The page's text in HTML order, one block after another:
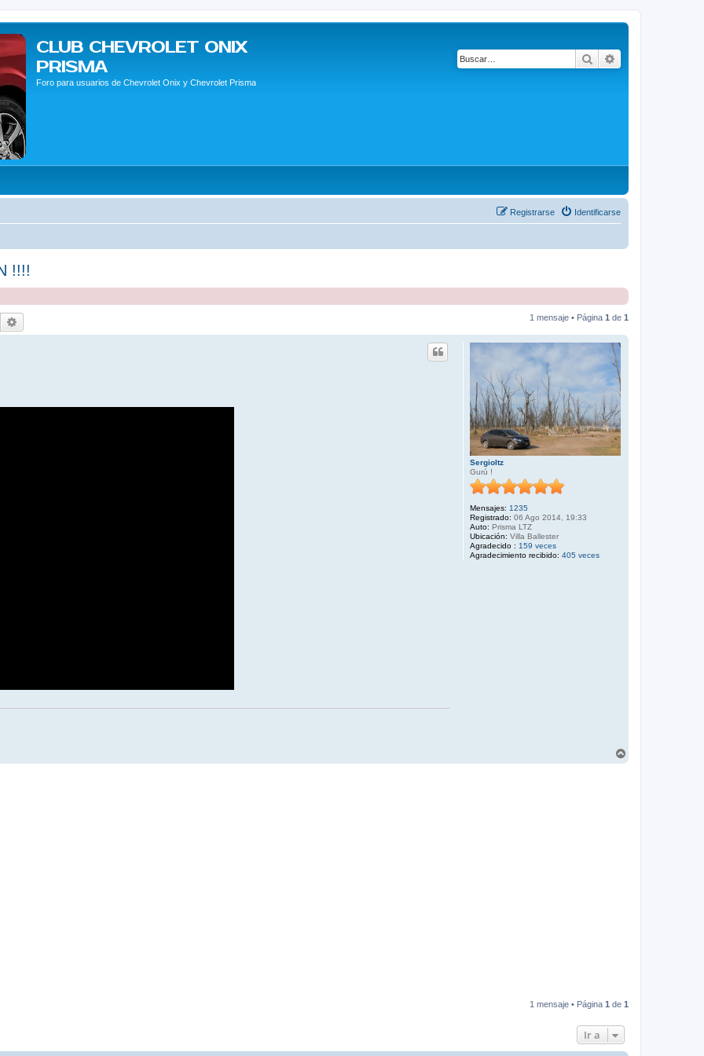
CLUB CHEVROLET ONIX
PRISMA
Foro para usuarios de Chevrolet Onix y Chevrolet Prisma
Buscar
Identificarse
Registrarse
!!!!
Buscar 1 mensaje • Página 1 de 1
Sergioltz
Gurú !
Mensajes: 1235
Registrado: 06 Ago 2014, 19:33
Auto: Prisma LTZ
Ubicación: Villa Ballester
Agradecido : 159 veces
Agradecimiento recibido: 405 veces
1 mensaje • Página 1 de 1
Ir a